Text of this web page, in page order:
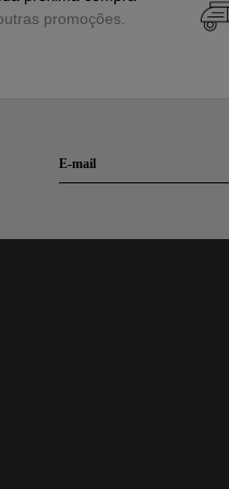
mesmo tempo.
São peças que unem bom
promoções.